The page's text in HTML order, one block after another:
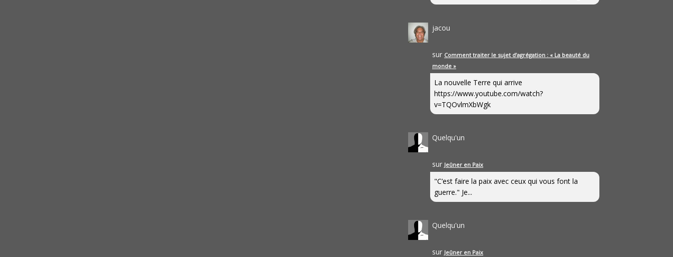
jacou
sur Comment traiter le sujet d’agrégation : « La beauté du
monde »
La nouvelle Terre qui arrive
https://www.youtube.com/watch?
v=TQOvlmXbWgk
Quelqu'un
sur Jeûner en Paix
"C’est faire la paix avec ceux qui vous font la
guerre." Je...
Quelqu'un
sur Jeûner en Paix